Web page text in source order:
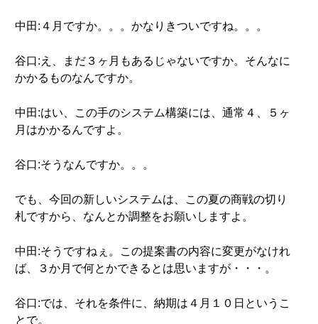
中田:４月ですか。。。かなりきついですね。。。
谷口:え、まだ３ヶ月もあるじゃないですか。そんなに
かかるものなんですか。
中田:はい、この手のシステム構築には、通常４、５ヶ
月はかかるんですよ。
谷口:そうなんですか。。。
でも、今回の新しいシステムは、この夏の商戦の切り
札ですから、なんとか調整をお願いしますよ。
中田:そうですねぇ。この提案書の内容に変更がなけれ
ば、３か月で何とかできるとは思いますが・・・。
谷口:では、それを条件に、納期は４月１０日というこ
とで。